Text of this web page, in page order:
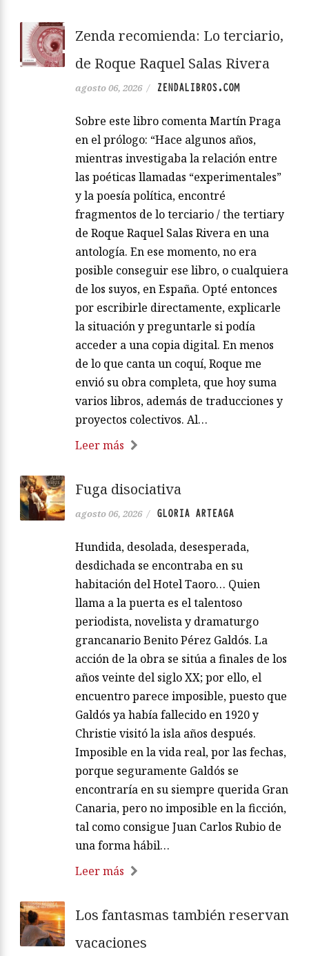
Zenda recomienda: Lo terciario,
de Roque Raquel Salas Rivera
agosto 06, 2026 / ZENDALIBROS.COM
Sobre este libro comenta Martín Praga
en el prólogo: “Hace algunos años,
mientras investigaba la relación entre
las poéticas llamadas “experimentales”
y la poesía política, encontré
fragmentos de lo terciario / the tertiary
de Roque Raquel Salas Rivera en una
antología. En ese momento, no era
posible conseguir ese libro, o cualquiera
de los suyos, en España. Opté entonces
por escribirle directamente, explicarle
la situación y preguntarle si podía
acceder a una copia digital. En menos
de lo que canta un coquí, Roque me
envió su obra completa, que hoy suma
varios libros, además de traducciones y
proyectos colectivos. Al…
Leer más
Fuga disociativa
agosto 06, 2026 / GLORIA ARTEAGA
Hundida, desolada, desesperada,
desdichada se encontraba en su
habitación del Hotel Taoro… Quien
llama a la puerta es el talentoso
periodista, novelista y dramaturgo
grancanario Benito Pérez Galdós. La
acción de la obra se sitúa a finales de los
años veinte del siglo XX; por ello, el
encuentro parece imposible, puesto que
Galdós ya había fallecido en 1920 y
Christie visitó la isla años después.
Imposible en la vida real, por las fechas,
porque seguramente Galdós se
encontraría en su siempre querida Gran
Canaria, pero no imposible en la ficción,
tal como consigue Juan Carlos Rubio de
una forma hábil…
Leer más
Los fantasmas también reservan
vacaciones